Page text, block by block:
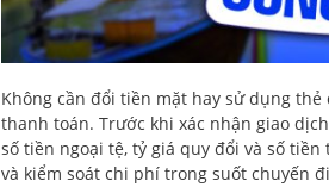
Không cần đổi tiền mặt hay sử dụng
thanh toán. Trước khi xác nhận giao
số tiền ngoại tệ, tỷ giá quy đổi và số
và kiểm soát chi phí trong suốt chuyến